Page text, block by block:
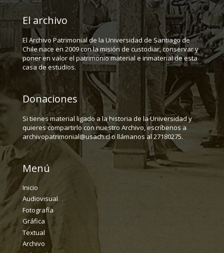
El archivo
El Archivo Patrimonial de la Universidad de Santiago de
Chile nace en 2009 con la misión de custodiar, conservar y
poner en valor el patrimonio material e inmaterial de esta
casa de estudios.
Donaciones
Si tienes material ligado a la historia de la Universidad y
quieres compartirlo con nuestro Archivo, escríbenos a
archivopatrimonial@usach.cl o llámanos al 27180275.
Menú
Inicio
Audiovisual
Fotografía
Gráfica
Textual
Archivo